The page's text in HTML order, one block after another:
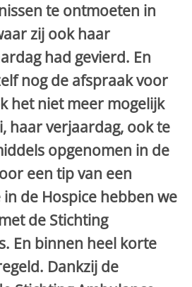
te ontmoeten in
zij ook haar
had gevierd. En
nog de afspraak voor
het niet meer mogelijk
haar verjaardag, ook te
opgenomen in de
een tip van een
de Hospice hebben we
de Stichting
En binnen heel korte
Dankzij de